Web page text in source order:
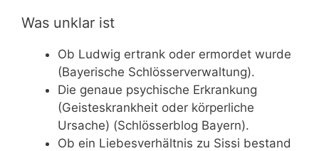
Was unklar ist
Ob Ludwig ertrank oder ermordet wurde
(Bayerische Schlösserverwaltung).
Die genaue psychische Erkrankung
(Geisteskrankheit oder körperliche
Ursache) (Schlösserblog Bayern).
Ob ein Liebesverhältnis zu Sissi bestand